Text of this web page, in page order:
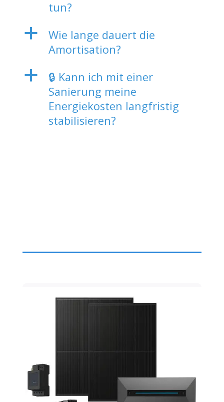
tun?
a
Wie lange dauert die
Amortisation?
a
🔒 Kann ich mit einer
Sanierung meine
Energiekosten langfristig
stabilisieren?